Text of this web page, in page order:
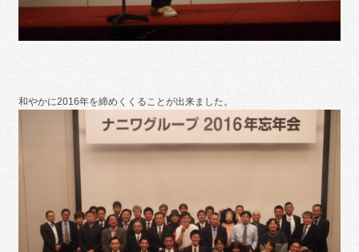
和やかに2016年を締めくくることが出来ました。